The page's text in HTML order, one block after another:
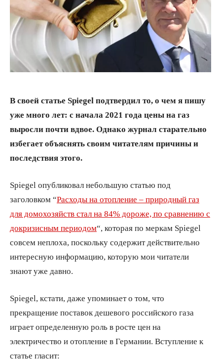
В своей статье Spiegel подтвердил то, о чем я пишу
уже много лет: с начала 2021 года цены на газ
выросли почти вдвое. Однако журнал старательно
избегает объяснять своим читателям причины и
последствия этого.
Spiegel опубликовал небольшую статью под
заголовком “Расходы на отопление – природный газ
для домохозяйств стал на 84% дороже, по сравнению с
докризисным периодом“, которая по меркам Spiegel
совсем неплоха, поскольку содержит действительно
интересную информацию, которую мои читатели
знают уже давно.
Spiegel, кстати, даже упоминает о том, что
прекращение поставок дешевого российского газа
играет определенную роль в росте цен на
электричество и отопление в Германии. Вступление к
статье гласит: